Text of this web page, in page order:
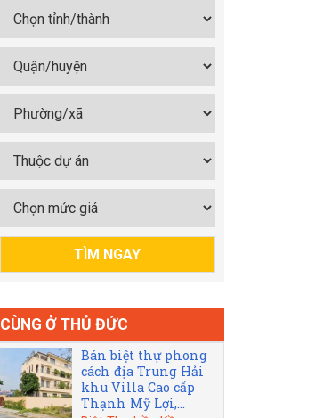
CÙNG Ở THỦ ĐỨC
Bán biệt thự phong
cách địa Trung Hải
khu Villa Cao cấp
Thạnh Mỹ Lợi,...